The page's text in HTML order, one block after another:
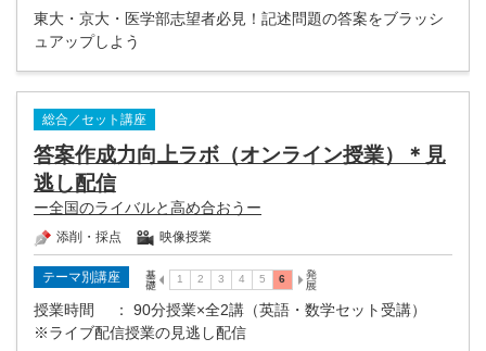
東大・京大・医学部志望者必見！記述問題の答案をブラッシ
ュアップしよう
総合／セット講座
答案作成力向上ラボ（オンライン授業）＊見
逃し配信
ー全国のライバルと高め合おうー
添削・採点 映像授業
テーマ別講座
授業時間
： 90分授業×全2講（英語・数学セット受講）
※ライブ配信授業の見逃し配信